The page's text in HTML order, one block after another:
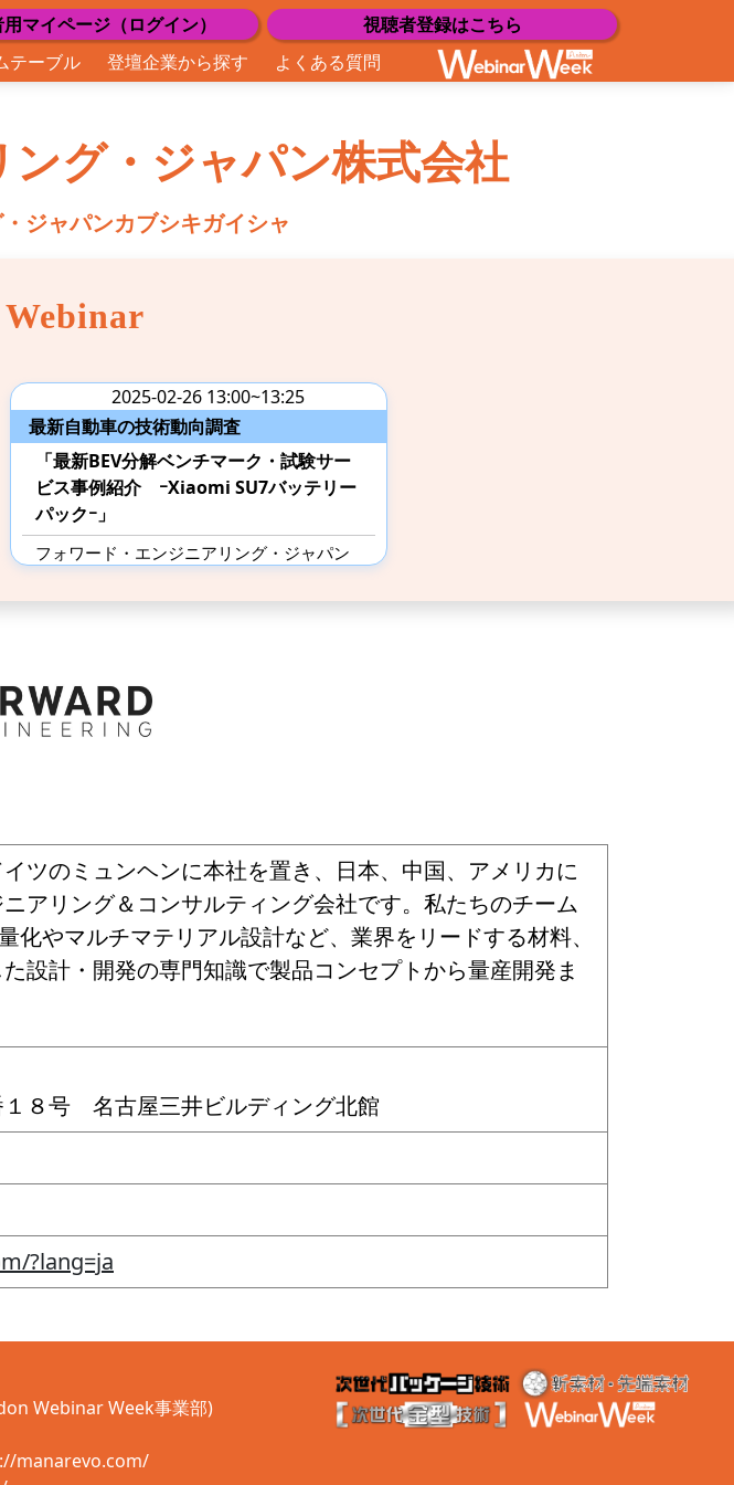
マイページ（ログイン）
視聴者登録はこちら
テーブル 登壇企業から探す よくある質問
グ・ジャパン株式会社
ジャパンカブシキガイシャ
2025-02-26 13:00~13:25
最新自動車の技術動向調査
「最新BEV分解ベンチマーク・試験サー
ビス事例紹介 ｰXiaomi SU7バッテリー
パックｰ」
フォワード・エンジニアリング・ジャパン
ツのミュンヘンに本社を置き、日本、中国、アメリカに
アリング＆コンサルティング会社です。私たちのチーム
化やマルチマテリアル設計など、業界をリードする材料、
設計・開発の専門知識で製品コンセプトから量産開発ま
８号 名古屋三井ビルディング北館
?lang=ja
Webinar Week事業部)
manarevo.com/